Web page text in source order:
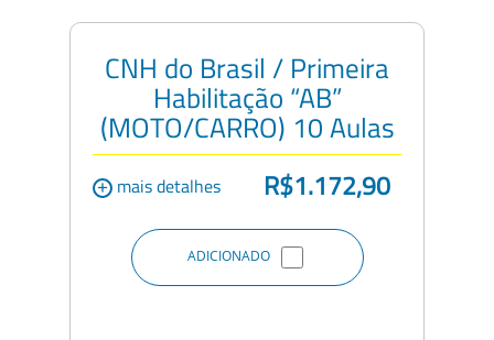
CNH do Brasil / Primeira
Habilitação “AB”
(MOTO/CARRO) 10 Aulas
+ mais detalhes R$1.172,90
ADICIONADO